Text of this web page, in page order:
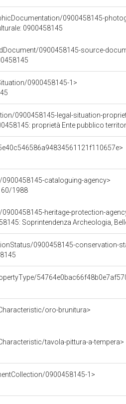
0900458145-
0900458145
0900458145-source-
0900458145-1>
0900458145-legal-situation-
proprietà Ente pubblico
cataloguing-agency>
1988
heritage-protection-
Soprintendenza Archeologia,
0900458145-conservation-
oro-brunitura>
tavola-pittura-a-tempera>
0900458145-1>